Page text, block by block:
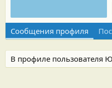
Сообщения профиля
В профиле пользователя